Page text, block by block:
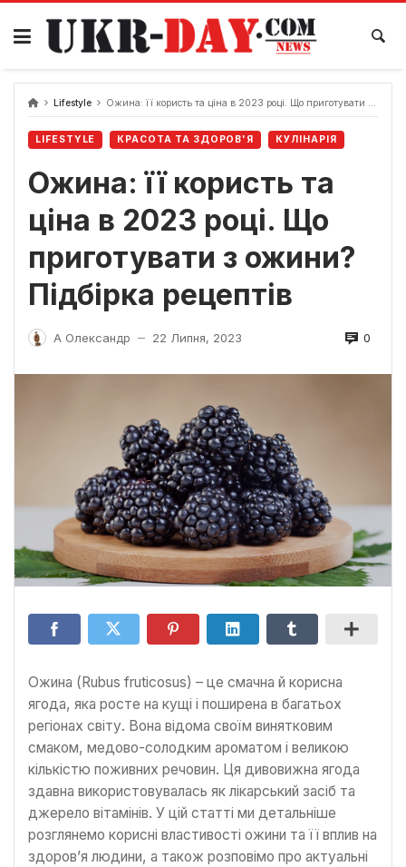
Перейти
вмісту
Lifestyle Ожина: її користь та ціна в 2023 році. Що приготувати з ожини? Підбірка рецептів
LIFESTYLE КРАСОТА ТА ЗДОРОВ'Я КУЛІНАРІЯ
Ожина: її користь та
ціна в 2023 році. Що
приготувати з ожини?
Підбірка рецептів
А Олександр — 22 Липня, 2023 0
Ожина (Rubus fruticosus) – це смачна й корисна
ягода, яка росте на кущі і поширена в багатьох
регіонах світу. Вона відома своїм винятковим
смаком, медово-солодким ароматом і великою
кількістю поживних речовин. Ця дивовижна ягода
здавна використовувалась як лікарський засіб та
джерело вітамінів. У цій статті ми детальніше
розглянемо корисні властивості ожини та її вплив на
здоров’я людини, а також розповімо про актуальні